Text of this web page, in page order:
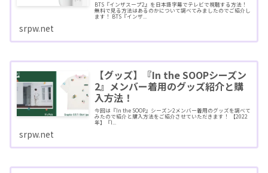
BTS『インザスープ2』を日本語字幕でテレビで視聴する方法！
無料で見る方法はあるのかについて調べてみましたのでご紹介し
ます！ BTS『インザ...
srpw.net
【グッズ】『In the SOOPシーズン
2』メンバー着用のグッズ紹介と購
入方法！
今回は『In the SOOP』シーズン2メンバー着用のグッズを調べて
みたので紹介と購入方法をご紹介させていただきます！ 【2022
年】『I...
srpw.net